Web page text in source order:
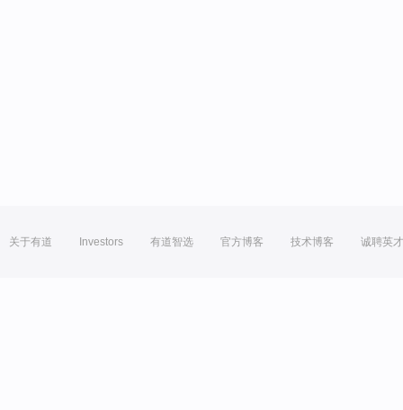
关于有道 Investors 有道智选 官方博客 技术博客 诚聘英才